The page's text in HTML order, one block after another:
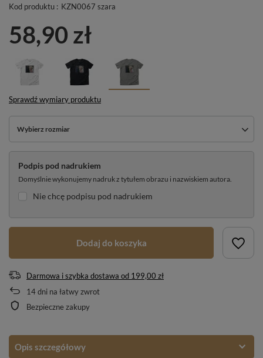
Kod produktu : KZN0067 szara
58,90 zł
Sprawdź wymiary produktu
Wybierz rozmiar
Podpis pod nadrukiem
Domyślnie wykonujemy nadruk z tytułem obrazu i nazwiskiem autora.
Nie chcę podpisu pod nadrukiem
Dodaj do koszyka
Darmowa i szybka dostawa od 199,00 zł
14dni na łatwy zwrot
Bezpieczne zakupy
Opis szczegółowy